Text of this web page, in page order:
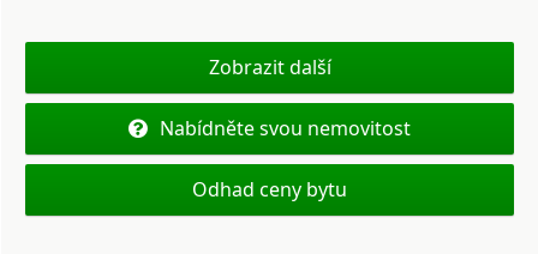
Zobrazit další
Nabídněte svou nemovitost
Odhad ceny bytu